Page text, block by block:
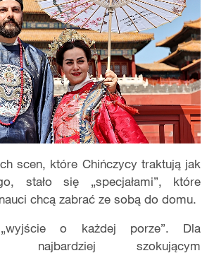
scen, które Chińczycy traktują jak
stało się „specjałami”, które
chcą zabrać ze sobą do domu.
o każdej porze”. Dla
najbardziej szokującym